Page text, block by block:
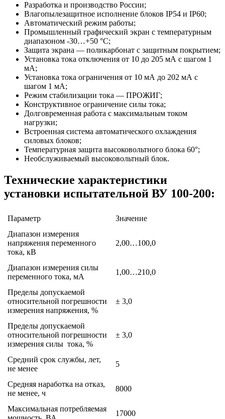
Разработка и производство России;
Влагопылезащитное исполнение блоков IP54 и IP60;
Автоматический режим работы;
Промышленный графический экран с температурным
диапазоном -30…+50 °C;
Защита экрана — поликарбонат с защитным покрытием;
Установка тока отключения от 10 до 205 мА с шагом 1
мА;
Установка тока ограничения от 10 мА до 202 мА с
шагом 1 мА;
Режим стабилизации тока — ПРОЖИГ;
Конструктивное ограничение силы тока;
Долговременная работа с максимальным током
нагрузки;
Встроенная система автоматического охлаждения
силовых блоков;
Температурная защита высоковольтного блока 60°;
Необслуживаемый высоковольтный блок.
Технические характеристики
установки испытательной ВУ 100-200:
Параметр
Значение
Диапазон измерения
напряжения переменного
тока, кВ
2,00…100,0
Диапазон измерения силы
переменного тока, мА
1,00…210,0
Пределы допускаемой
относительной погрешности
измерения напряжения, %
± 3,0
Пределы допускаемой
относительной погрешности
измерения силы тока, %
± 3,0
Средний срок службы, лет,
не менее
5
Средняя наработка на отказ,
не менее, ч
8000
Максимальная потребляемая
17000